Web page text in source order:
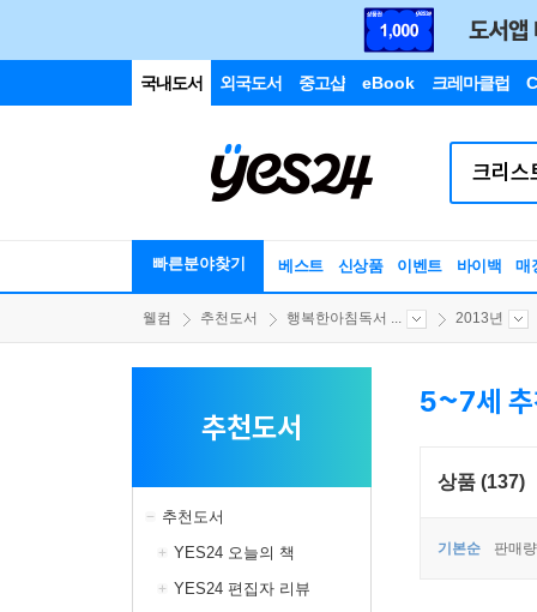
국내도서 외국도서 중고샵 eBook 크레마클럽
빠른분야찾기 베스트 신상품 이벤트 바이백 매
웰컴 추천도서 행복한아침독서 ... 2013년
추천도서
추천도서
YES24 오늘의 책
YES24 편집자 리뷰
5~7세 추
상품 (137)
기본순 판매